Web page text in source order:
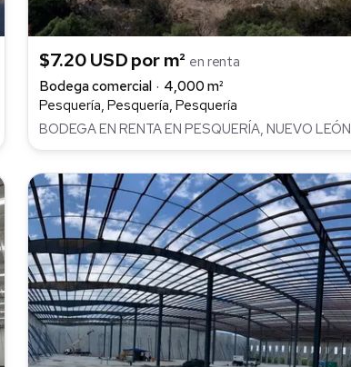
$7.20 USD por m² en renta
Bodega comercial
4,000 m²
Pesquería, Pesquería, Pesquería
BODEGA EN RENTA EN PESQUERÍA, NUEVO LEÓN